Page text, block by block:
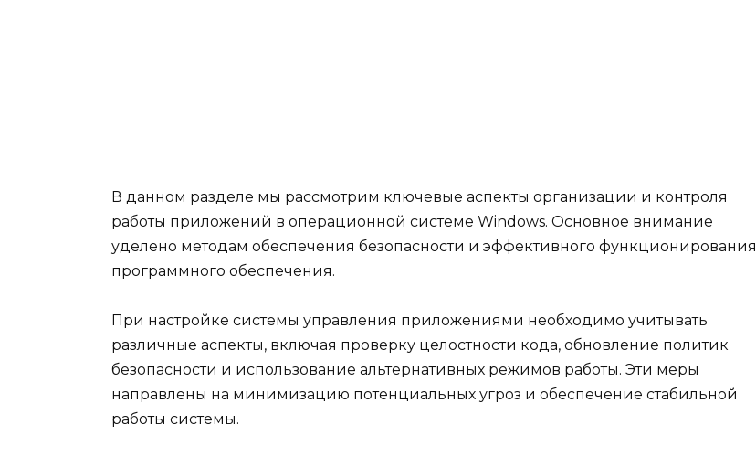
В данном разделе мы рассмотрим ключевые аспекты организации и контроля
работы приложений в операционной системе Windows. Основное внимание
уделено методам обеспечения безопасности и эффективного функционирования
программного обеспечения.
При настройке системы управления приложениями необходимо учитывать
различные аспекты, включая проверку целостности кода, обновление политик
безопасности и использование альтернативных режимов работы. Эти меры
направлены на минимизацию потенциальных угроз и обеспечение стабильной
работы системы.